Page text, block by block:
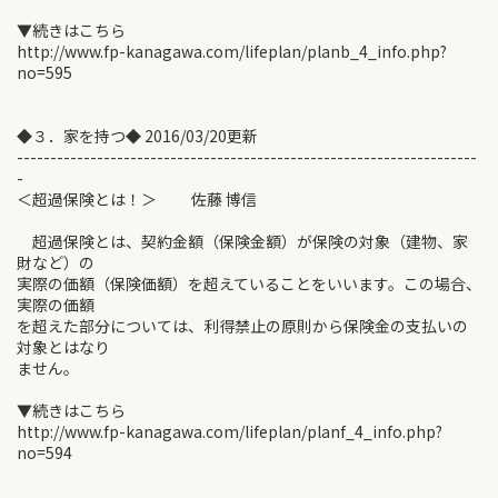
▼続きはこちら
http://www.fp-kanagawa.com/lifeplan/planb_4_info.php?
no=595
◆３．家を持つ◆ 2016/03/20更新
---------------------------------------------------------------------
-
＜超過保険とは！＞ 佐藤 博信
超過保険とは、契約金額（保険金額）が保険の対象（建物、家
財など）の
実際の価額（保険価額）を超えていることをいいます。この場合、
実際の価額
を超えた部分については、利得禁止の原則から保険金の支払いの
対象とはなり
ません。
▼続きはこちら
http://www.fp-kanagawa.com/lifeplan/planf_4_info.php?
no=594